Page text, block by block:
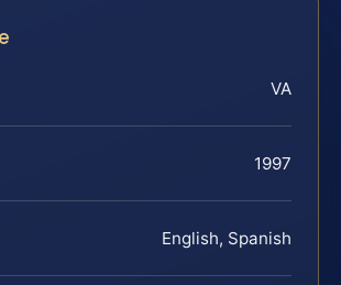
VA
1997
English, Spanish